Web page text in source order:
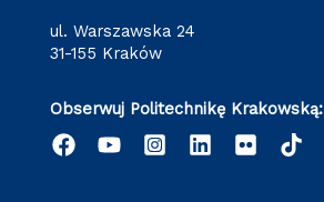
ul. Warszawska 24
31-155 Kraków
Obserwuj Politechnikę Krakowską: